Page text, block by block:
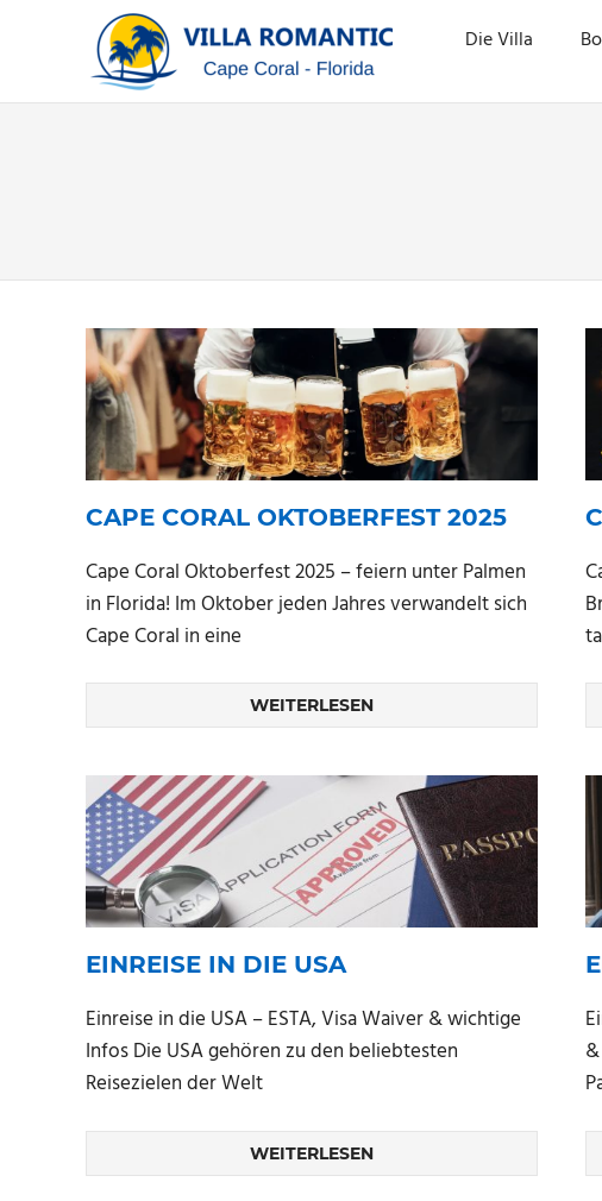
SUNSTATE
…
Die Villa
CAPE CORAL OKTOBERFEST 2025
Cape Coral Oktoberfest 2025 – feiern unter Palmen
in Florida! Im Oktober jeden Jahres verwandelt sich
Cape Coral in eine
WEITERLESEN
EINREISE IN DIE USA
Einreise in die USA – ESTA, Visa Waiver & wichtige
Infos Die USA gehören zu den beliebtesten
Reisezielen der Welt
WEITERLESEN